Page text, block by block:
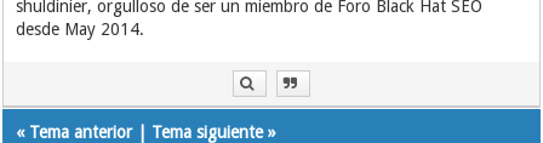
shuldinier, orgulloso de ser un miembro de Foro Black Hat SEO
desde May 2014.
« Tema anterior| Tema siguiente»